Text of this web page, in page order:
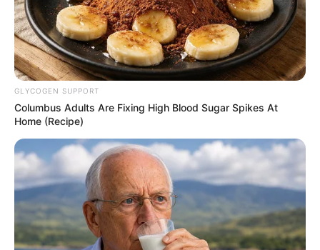
GLYCOGEN SUPPORT
Columbus Adults Are Fixing High Blood Sugar Spikes At
Home (Recipe)